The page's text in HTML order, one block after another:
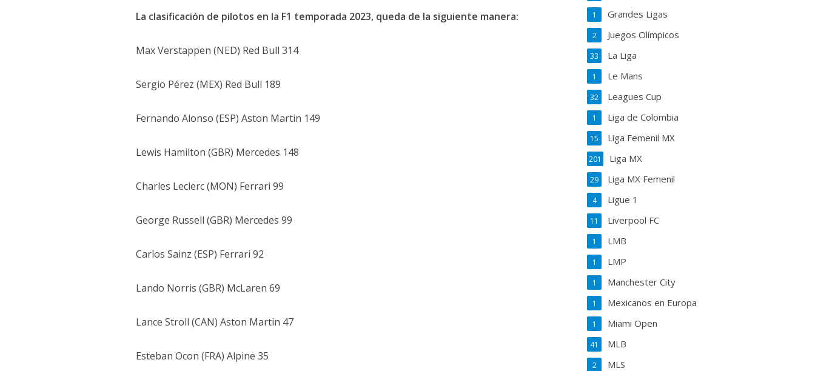
La clasificación de pilotos en la F1 temporada 2023, queda de la siguiente manera:
Max Verstappen (NED) Red Bull 314
Sergio Pérez (MEX) Red Bull 189
Fernando Alonso (ESP) Aston Martin 149
Lewis Hamilton (GBR) Mercedes 148
Charles Leclerc (MON) Ferrari 99
George Russell (GBR) Mercedes 99
Carlos Sainz (ESP) Ferrari 92
Lando Norris (GBR) McLaren 69
Lance Stroll (CAN) Aston Martin 47
Esteban Ocon (FRA) Alpine 35
Grandes Ligas
1
Juegos Olímpicos
2
La Liga
33
Le Mans
1
Leagues Cup
32
Liga de Colombia
1
Liga Femenil MX
15
Liga MX
201
Liga MX Femenil
29
Ligue 1
4
Liverpool FC
11
LMB
1
LMP
1
Manchester City
1
Mexicanos en Europa
1
Miami Open
1
MLB
41
MLS
2